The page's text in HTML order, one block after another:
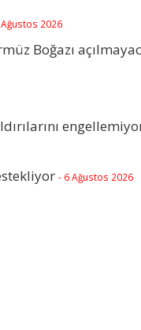
2026
Boğazı
- 6 Ağustos 2026